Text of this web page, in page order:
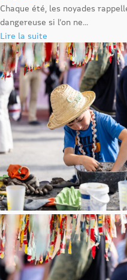
Chaque été, les noyades
dangereuse si l’on ne...
Lire la suite